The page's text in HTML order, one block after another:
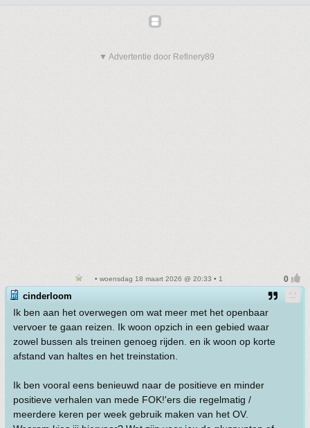
▼ Advertentie door Refinery89
• woensdag 18 maart 2026 @ 20:33 • 1
cinderloom
Ik ben aan het overwegen om wat meer met het openbaar
vervoer te gaan reizen. Ik woon opzich in een gebied waar
zowel bussen als treinen genoeg rijden. en ik woon op korte
afstand van haltes en het treinstation.
Ik ben vooral eens benieuwd naar de positieve en minder
positieve verhalen van mede FOK!'ers die regelmatig /
meerdere keren per week gebruik maken van het OV.